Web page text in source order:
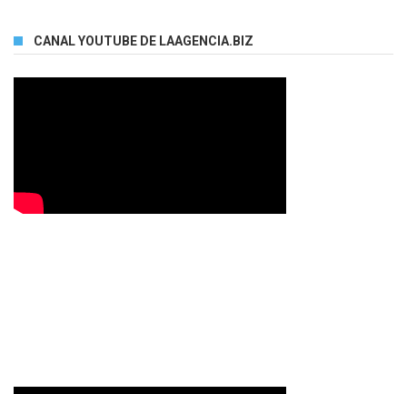
CANAL YOUTUBE DE LAAGENCIA.BIZ